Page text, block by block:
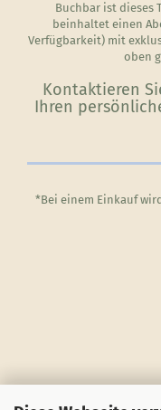
Buchbar ist dieses
beinhaltet einen
Verfügbarkeit) mit
oben
Kontaktieren
Ihren
*Bei einem Einkauf